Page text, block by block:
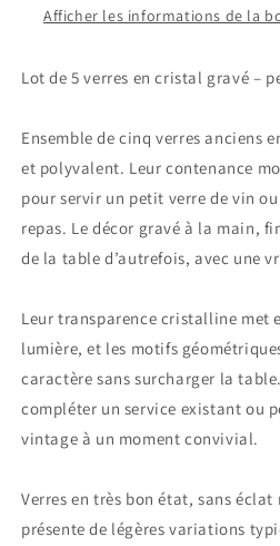
Afficher les informations de la
Lot de 5 verres en cristal gravé –
Ensemble de cinq verres anciens
et polyvalent. Leur contenance
pour servir un petit verre de vin
repas. Le décor gravé à la main,
de la table d’autrefois, avec une
Leur transparence cristalline met
lumière, et les motifs
caractère sans surcharger la
compléter un service existant ou
vintage à un moment convivial.
Verres en très bon état, sans
présente de légères variations